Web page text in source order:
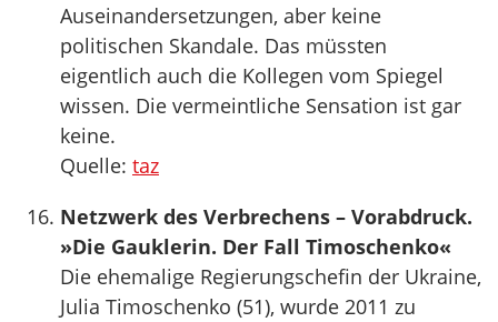
Auseinandersetzungen, aber keine
politischen Skandale. Das müssten
eigentlich auch die Kollegen vom Spiegel
wissen. Die vermeintliche Sensation ist gar
keine.
Quelle: taz
Netzwerk des Verbrechens – Vorabdruck.
»Die Gauklerin. Der Fall Timoschenko«
Die ehemalige Regierungschefin der Ukraine,
Julia Timoschenko (51), wurde 2011 zu